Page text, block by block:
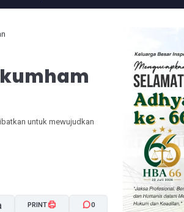
untuk mewujudkan
PRINT 0